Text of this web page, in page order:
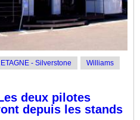
- Silverstone
Williams
deux pilotes
depuis les stands